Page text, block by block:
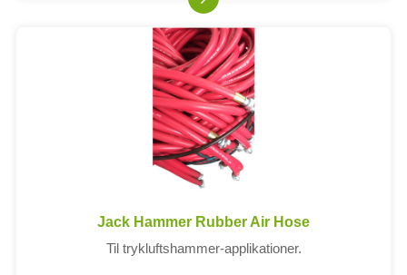
Jack Hammer Rubber Air Hose
Til trykluftshammer-applikationer.